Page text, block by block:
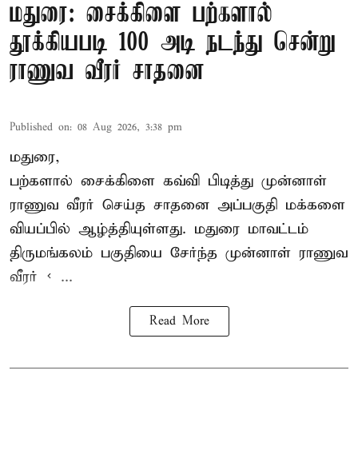
மதுரை: சைக்கிளை பற்களால்
தூக்கியபடி 100 அடி நடந்து சென்று
ராணுவ வீரர் சாதனை
Published on: 08 Aug 2026, 3:38 pm
மதுரை,
பற்களால் சைக்கிளை கவ்வி பிடித்து முன்னாள்
ராணுவ வீரர் செய்த சாதனை அப்பகுதி மக்களை
வியப்பில் ஆழ்த்தியுள்ளது. மதுரை மாவட்டம்
திருமங்கலம் பகுதியை சேர்ந்த முன்னாள் ராணுவ
வீரர் < ...
Read More